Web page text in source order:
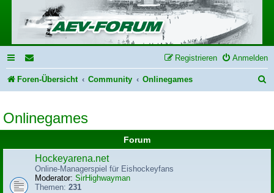
Anmelden
Registrieren
Foren-Übersicht Community Onlinegames
h
e
Onlinegames
Forum
Hockeyarena.net
Online-Managerspiel für Eishockeyfans
Moderator: SirHighwayman
Themen: 231